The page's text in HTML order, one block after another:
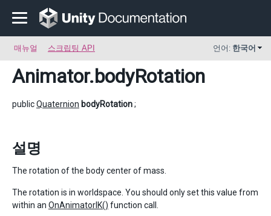
매뉴얼 스크립팅 API 언어: 한국어
Animator.bodyRotation
publicQuaternion bodyRotation;
설명
The rotation of the body center of mass.
The rotation is in worldspace. You should only set this value from
within an OnAnimatorIK() function call.